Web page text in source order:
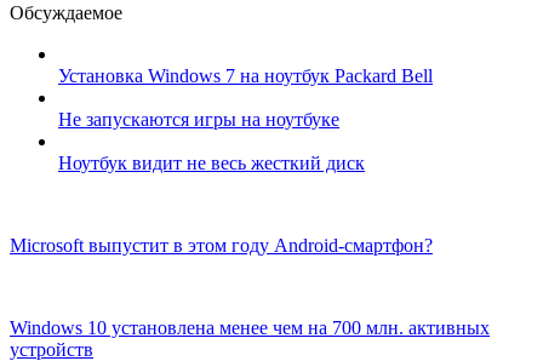
Обсуждаемое
Установка Windows 7 на ноутбук Packard Bell
Не запускаются игры на ноутбуке
Ноутбук видит не весь жесткий диск
Microsoft выпустит в этом году Android-смартфон?
Windows 10 установлена менее чем на 700 млн. активных
устройств